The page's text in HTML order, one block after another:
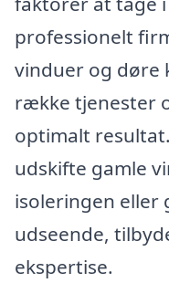
professionelt
vinduer og døre
række tjenester
optimalt
udskifte gamle
isoleringen eller
udseende,
ekspertise.